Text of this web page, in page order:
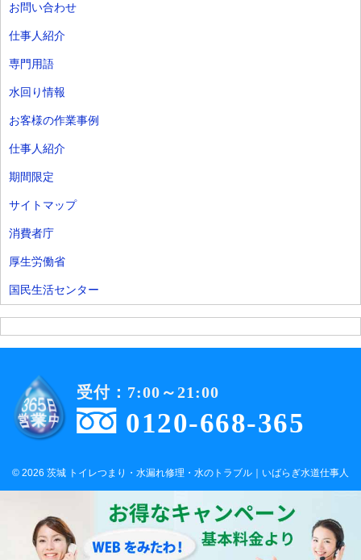
お問い合わせ
仕事人紹介
専門用語
水回り情報
お客様の作業事例
仕事人紹介
期間限定
サイトマップ
消費者庁
厚生労働省
国民生活センター
0120-668-365
受付：7:00～21:00
© 2026 茨城 トイレつまり・水漏れ修理・水のトラブル｜いばらぎ水道仕事人